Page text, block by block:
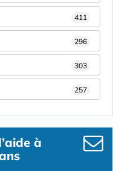
411
296
303
257
à